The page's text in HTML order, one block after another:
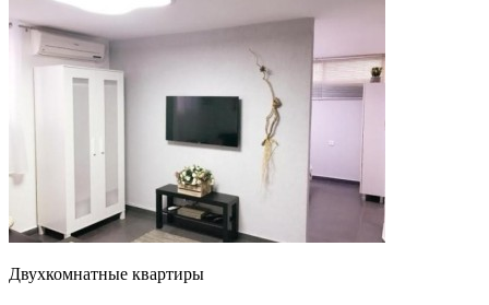
Двухкомнатные квартиры